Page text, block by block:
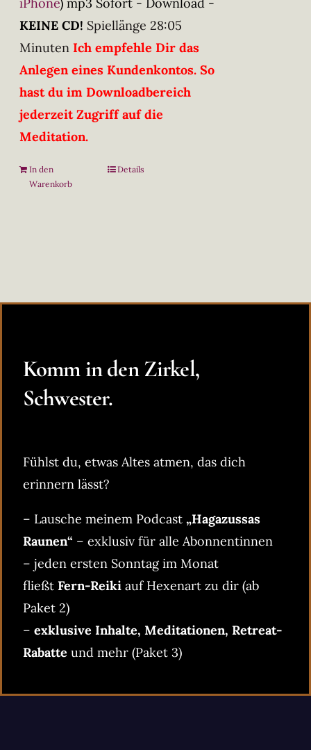
KEINE CD! Spiellänge 28:05
Minuten Ich empfehle Dir das
Anlegen eines Kundenkontos. So
hast du im Downloadbereich
jederzeit Zugriff auf die
Meditation.
In den
Warenkorb
Details
Komm in den Zirkel,
Schwester.
Fühlst du, etwas Altes atmen, das dich
erinnern lässt?
– Lausche meinem Podcast „Hagazussas
Raunen“ – exklusiv für alle Abonnentinnen
– jeden ersten Sonntag im Monat
fließt Fern-Reiki auf Hexenart zu dir (ab
Paket 2)
– exklusive Inhalte, Meditationen, Retreat-
Rabatte und mehr (Paket 3)